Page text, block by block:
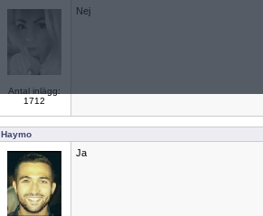
Antal inlägg:
1712
Nej
Haymo
Ja